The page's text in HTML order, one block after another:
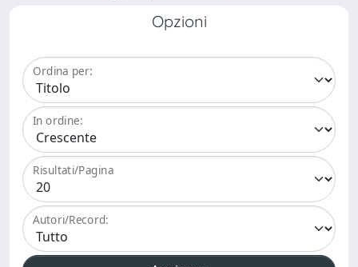
Opzioni
Ordina per:
In ordine:
Risultati/Pagina
Autori/Record: